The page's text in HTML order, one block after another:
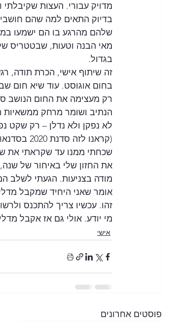
מדויק עבורי. העצות
בדיוק התאים למה שהם
מאי הבנה וטעות, שבטטריס
בגדול.
זה שיתוף אישי, הכרת תודה,
בחום אוגוסט. עוד שיא חום
רק מעצימה את החום הנושב
הנתיב ושומר מרחק ממשאיות
לא נפקן ולא נדלן – רק שקט
(קראנו
שכחתי ממנו עד שקראתי את
את החזון שלי באיחור של
מודה בצניעות. הגעתי לשלב
אומר שאני היחיד שמקבל
זהו. עכשיו צריך להתכנס ולרשום
מי יודע. אולי גם אז אקבל
אישי
פוסטים אחרונים